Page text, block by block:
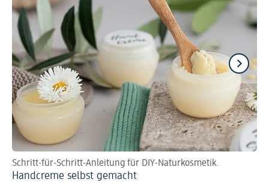
Schritt-für-Schritt-Anleitung für DIY-Naturkosmetik.
Handcreme selbst gemacht